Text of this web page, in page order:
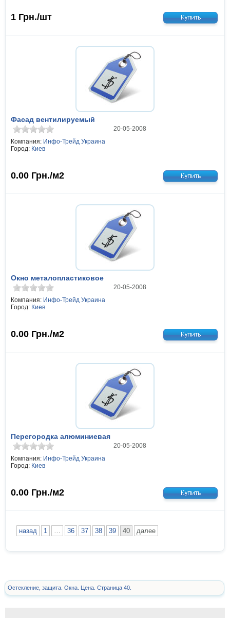
1 Грн./шт
Фасад вентилируемый
20-05-2008
Компания: Инфо-Трейд Украина
Город: Киев
0.00 Грн./м2
Окно металопластиковое
20-05-2008
Компания: Инфо-Трейд Украина
Город: Киев
0.00 Грн./м2
Перегородка алюминиевая
20-05-2008
Компания: Инфо-Трейд Украина
Город: Киев
0.00 Грн./м2
назад 1 … 36 37 38 39 40 далее
Остекление, защита. Окна. Цена. Страница 40.